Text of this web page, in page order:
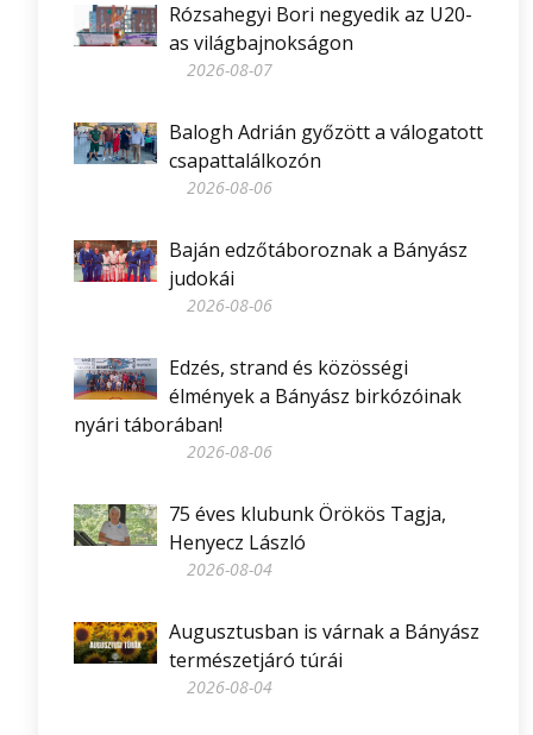
Rózsahegyi Bori negyedik az U20-
as világbajnokságon
2026-08-07
Balogh Adrián győzött a válogatott
csapattalálkozón
2026-08-06
Baján edzőtáboroznak a Bányász
judokái
2026-08-06
Edzés, strand és közösségi
élmények a Bányász birkózóinak
nyári táborában!
2026-08-06
75 éves klubunk Örökös Tagja,
Henyecz László
2026-08-04
Augusztusban is várnak a Bányász
természetjáró túrái
2026-08-04